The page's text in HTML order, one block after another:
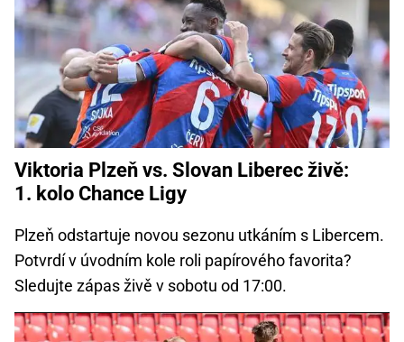
Viktoria Plzeň vs. Slovan Liberec živě:
1. kolo Chance Ligy
Plzeň odstartuje novou sezonu utkáním s Libercem.
Potvrdí v úvodním kole roli papírového favorita?
Sledujte zápas živě v sobotu od 17:00.